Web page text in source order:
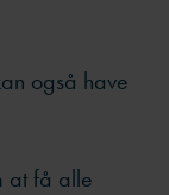
også have
at få alle